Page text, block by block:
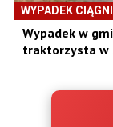
WYPADEK
Wypadek w
traktorzysta w